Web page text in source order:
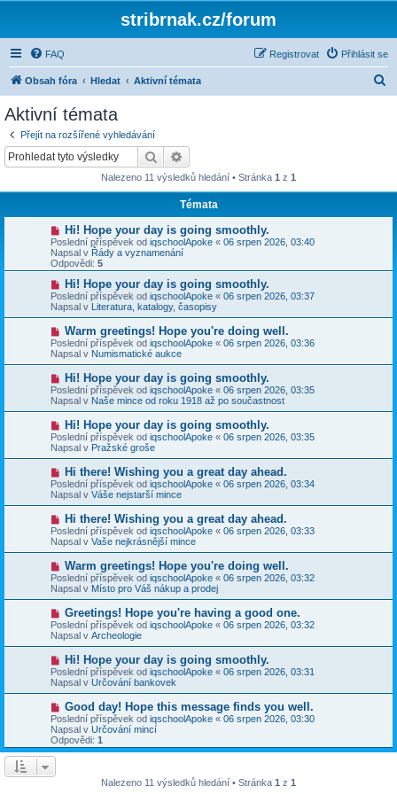
stribrnak.cz/forum
FAQ Přihlásit se
Registrovat
Obsah fóra Hledat Aktivní témata
Aktivní témata
Přejít na rozšířené vyhledávání
Hledat
Nalezeno 11 výsledků hledání • Stránka 1 z 1
Témata
N
o
v
ý
p
s
p
v
e
k
Hi! Hope your day is going smoothly.
Poslední příspěvek od iqschoolApoke « 06 srpen 2026, 03:40
Napsal v Řády a vyznamenání
Odpovědi: 5
N
o
v
ý
p
í
s
p
v
e
k
Hi! Hope your day is going smoothly.
Poslední příspěvek od iqschoolApoke « 06 srpen 2026, 03:37
Napsal v Literatura, katalogy, časopisy
N
o
v
ý
p
í
s
p
v
e
k
Warm greetings! Hope you're doing well.
Poslední příspěvek od iqschoolApoke « 06 srpen 2026, 03:36
Napsal v Numismatické aukce
N
o
v
ý
p
í
s
p
v
e
k
Hi! Hope your day is going smoothly.
Poslední příspěvek od iqschoolApoke « 06 srpen 2026, 03:35
Napsal v Naše mince od roku 1918 až po součastnost
N
o
v
ý
p
í
s
p
v
e
k
Hi! Hope your day is going smoothly.
Poslední příspěvek od iqschoolApoke « 06 srpen 2026, 03:35
Napsal v Pražské groše
N
o
v
ý
p
í
s
p
ě
v
e
k
Hi there! Wishing you a great day ahead.
Poslední příspěvek od iqschoolApoke « 06 srpen 2026, 03:34
Napsal v Váše nejstarší mince
N
o
v
ý
p
í
s
p
ě
v
e
k
Hi there! Wishing you a great day ahead.
Poslední příspěvek od iqschoolApoke « 06 srpen 2026, 03:33
Napsal v Vaše nejkrásnější mince
N
o
v
ý
í
s
p
v
e
k
Warm greetings! Hope you're doing well.
Poslední příspěvek od iqschoolApoke « 06 srpen 2026, 03:32
Napsal v Místo pro Váš nákup a prodej
N
o
v
ý
p
í
s
p
ě
v
e
k
Greetings! Hope you're having a good one.
Poslední příspěvek od iqschoolApoke « 06 srpen 2026, 03:32
Napsal v Archeologie
N
o
v
ý
í
s
p
ě
Hi! Hope your day is going smoothly.
Poslední příspěvek od iqschoolApoke « 06 srpen 2026, 03:31
Napsal v Určování bankovek
N
o
v
ý
p
Good day! Hope this message finds you well.
Poslední příspěvek od iqschoolApoke « 06 srpen 2026, 03:30
Napsal v Určování mincí
Odpovědi: 1
Nalezeno 11 výsledků hledání • Stránka 1 z 1